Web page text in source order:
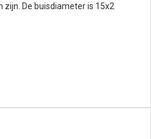
De buisdiameter is 15x2